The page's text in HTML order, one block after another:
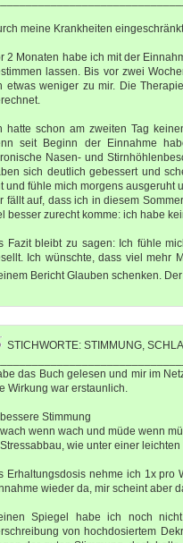
meine Krankheiten
2 Monaten habe ich mit der
lassen. Bis vor zwei
etwas weniger zu mir. Die
hatte schon am zweiten Tag
seit Beginn der Einnahme
Nasen- und
sich deutlich gebessert und
und fühle mich morgens ausgeruht
fällt auf, dass ich in diesem
besser zurecht komme: ich habe
Fazit bleibt zu sagen: Ich fühle
Ich wünschte, dass viel mehr
Bericht Glauben schenken.
STICHWORTE: STIMMUNG,
das Buch gelesen und mir im
Wirkung war erstaunlich.
Stimmung
wenn wach und müde wenn
wie unter einer leichten
Erhaltungsdosis nehme ich 1x pro
wieder da, mir scheint aber
Spiegel habe ich noch
von hochdosiertem